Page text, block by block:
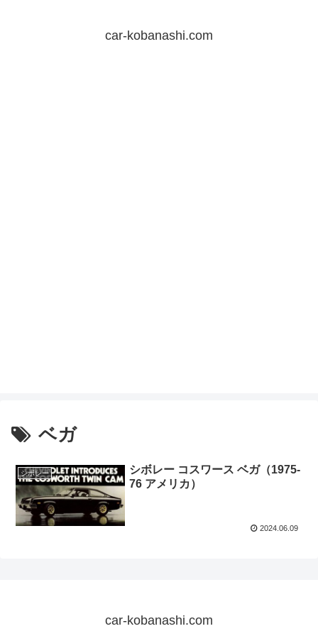
car-kobanashi.com
ベガ
シボレー
シボレー コスワース ベガ（1975-
76 アメリカ）
2024.06.09
car-kobanashi.com